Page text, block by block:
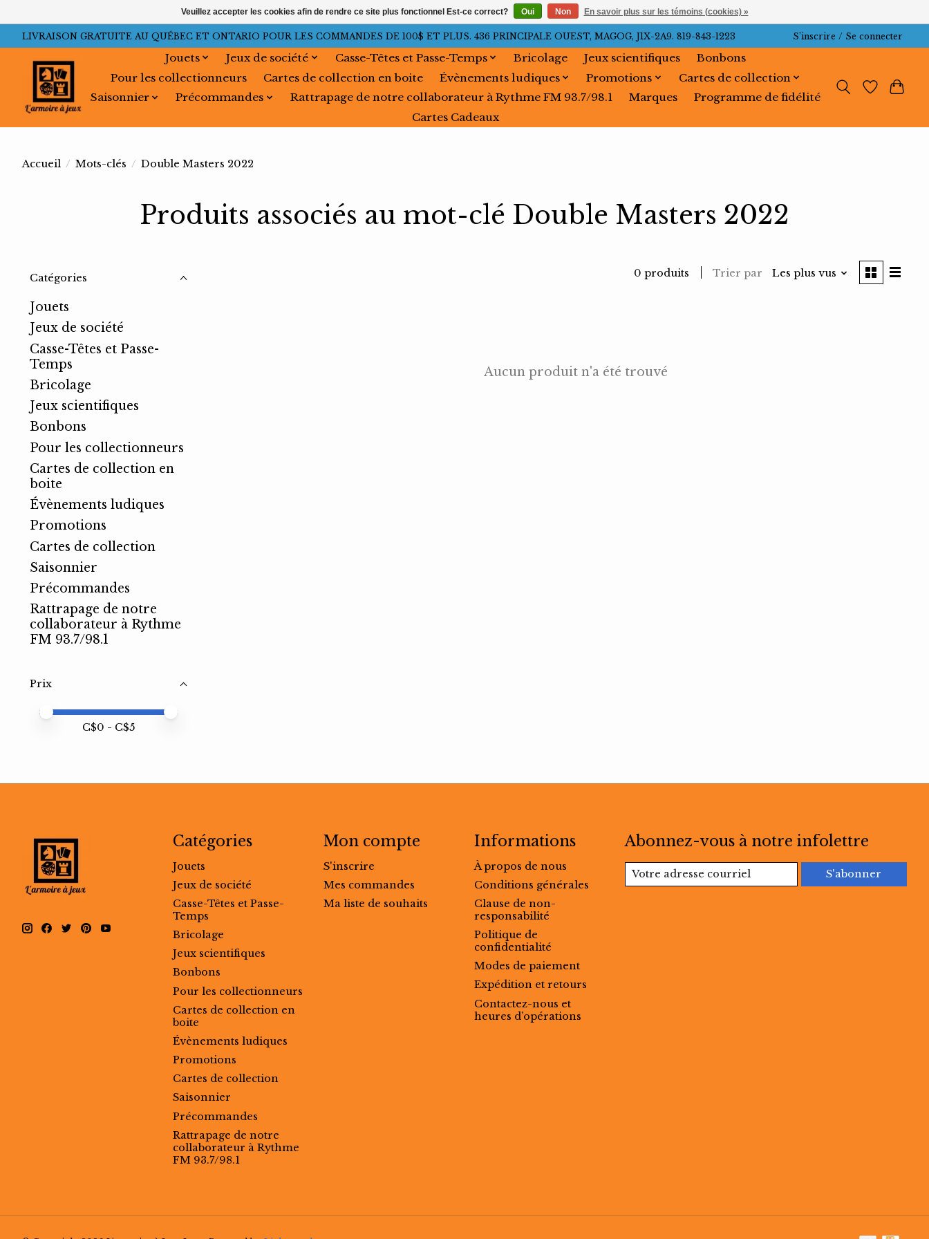
LIVRAISON GRATUITE AU QUÉBEC ET ONTARIO POUR LES COMMANDES DE 100$ ET PLUS. 436 PRINCIPALE OUEST, MAGOG, J1X-2A9. 819-843-1223 S’inscrire / Se connecter
Jouets Jeux de société Casse-Têtes et Passe-Temps Bricolage Jeux scientifiques
Bonbons
Pour les collectionneurs
Cartes de collection en boite Évènements ludiques Promotions
Cartes de collection
Saisonnier
Précommandes Rattrapage de notre collaborateur à Rythme FM 93.7/98.1 Marques
Programme de fidélité
Cartes Cadeaux
Accueil / Mots-clés / Double Masters 2022
Produits associés au mot-clé Double Masters 2022
Catégories
Jouets
Jeux de société
Casse-Têtes et Passe-
Temps
Bricolage
Jeux scientifiques
Bonbons
Pour les collectionneurs
Cartes de collection en
boite
Évènements ludiques
Promotions
Cartes de collection
Saisonnier
Précommandes
Rattrapage de notre
collaborateur à Rythme
FM 93.7/98.1
Prix
Prix minimum
Price maximum value
C$0 - C$5
0 produits Trier par Les plus vus
Aucun produit n'a été trouvé
Catégories
Jouets
Jeux de société
Casse-Têtes et Passe-
Temps
Bricolage
Jeux scientifiques
Bonbons
Pour les collectionneurs
Cartes de collection en
boite
Évènements ludiques
Promotions
Cartes de collection
Saisonnier
Précommandes
Rattrapage de notre
collaborateur à Rythme
FM 93.7/98.1
Mon compte
S'inscrire
Mes commandes
Ma liste de souhaits
Informations
À propos de nous
Conditions générales
Clause de non-
responsabilité
Politique de
confidentialité
Modes de paiement
Expédition et retours
Contactez-nous et
heures d’opérations
Abonnez-vous à notre infolettre
S'abonner
Veuillez accepter les cookies afin de rendre ce site plus fonctionnel Est-ce correct? Oui Non En savoir plus sur les témoins (cookies) »